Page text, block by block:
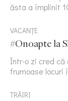
ăsta a împlinit
VACANȚE
#Onoapte la
Într-o zi cred că
frumoase locuri
TRĂIRI